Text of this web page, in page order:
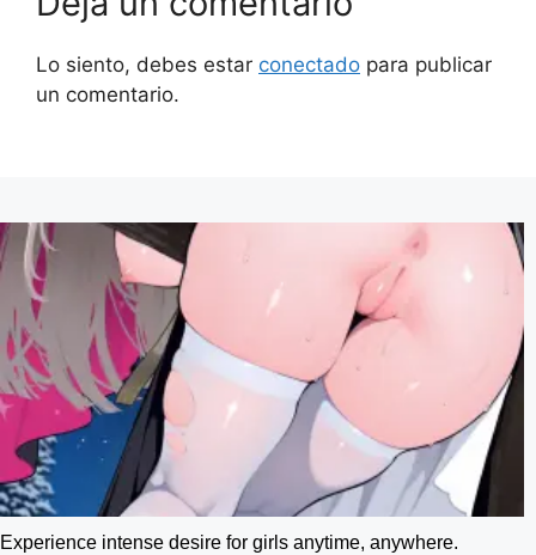
Lo siento, debes estar conectado para publicar
un comentario.
Experience intense desire for girls anytime, anywhere.